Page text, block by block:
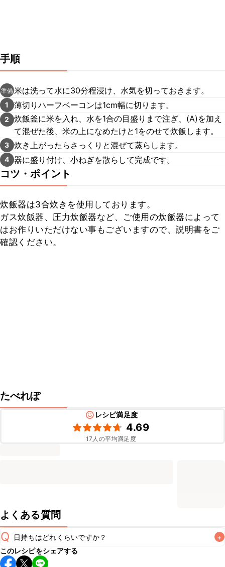
手順
準備米は洗って水に30分程浸け、水気を切っておきます。
1 薄切りハーフベーコンは1cm幅に切ります。
2
炊飯釜に米を入れ、水を1合の目盛りまで注ぎ、(A)を加え
て混ぜた後、米の上になめたけと1をのせて炊飯します。
3 炊き上がったらさっくりと混ぜて蒸らします。
4 器に盛り付け、小ねぎを散らして完成です。
コツ・ポイント
炊飯器は3合炊きを使用しております。
ガス炊飯器、圧力炊飯器など、ご使用の炊飯器によって
はお作りいただけない事もございますので、説明書をご
確認ください。
たべれぽ
レシピ満足度
4.69
17 人の平均満足度
よくある質問
Q 日持ちはどれくらいですか？ +
保存期間は冷蔵で当日中が目安です。なるべくお早めにお召
このレシピをシェアする